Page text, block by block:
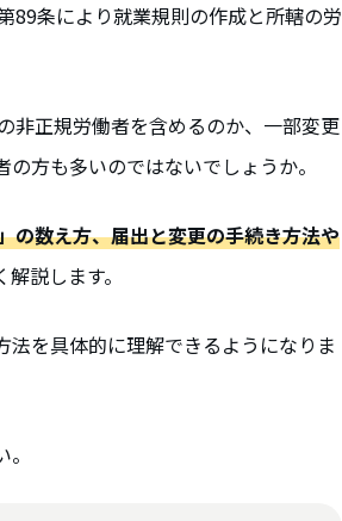
89条により就業規則の作成と所轄の労
非正規労働者を含めるのか、一部変更
方も多いのではないでしょうか。
の数え方、届出と変更の手続き方法や
説します。
を具体的に理解できるようになりま